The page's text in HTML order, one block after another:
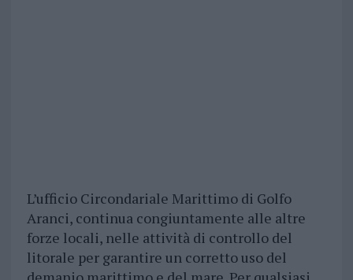
L’ufficio Circondariale Marittimo di Golfo
Aranci, continua congiuntamente alle altre
forze locali, nelle attività di controllo del
litorale per garantire un corretto uso del